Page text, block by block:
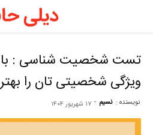
تست شخصیت شناسی : با
ویژگی شخصیتی تان را
نویسنده : نسیم - ۱۷ شهریور ۱۴۰۴